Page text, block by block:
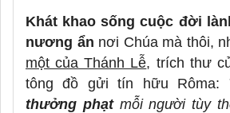
Khát khao sống cuộc đời
nương ẩn nơi Chúa mà thôi,
một của Thánh Lễ, trích thư
tông đồ gửi tín hữu Rôma:
thưởng phạtmỗi người tùy